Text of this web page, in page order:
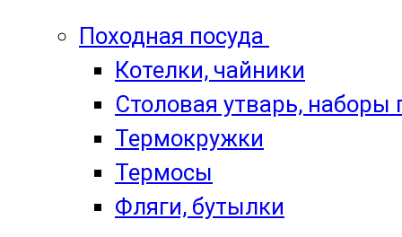
Походная посуда
Котелки, чайники
Столовая утварь, наборы
Термокружки
Термосы
Фляги, бутылки